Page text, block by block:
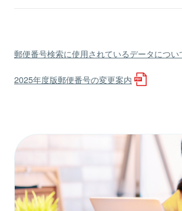
郵便番号検索に使用されているデータについ
2025年度版郵便番号の変更案内